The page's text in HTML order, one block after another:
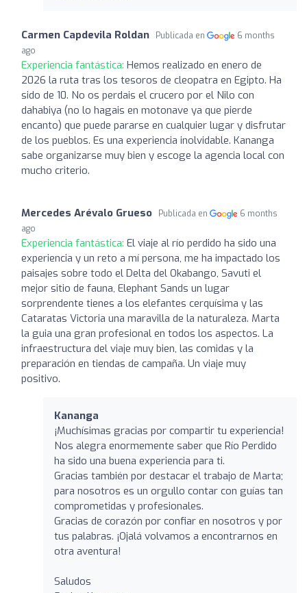
Carmen Capdevila Roldan Publicada en
6 months
ago
Experiencia fantástica: Hemos realizado en enero de
2026 la ruta tras los tesoros de cleopatra en Egipto. Ha
sido de 10. No os perdais el crucero por el Nilo con
dahabiya (no lo hagais en motonave ya que pierde
encanto) que puede pararse en cualquier lugar y disfrutar
de los pueblos. Es una experiencia inolvidable. Kananga
sabe organizarse muy bien y escoge la agencia local con
mucho criterio.
Mercedes Arévalo Grueso Publicada en
6 months
ago
Experiencia fantástica: El viaje al río perdido ha sido una
experiencia y un reto a mí persona, me ha impactado los
paisajes sobre todo el Delta del Okabango, Savuti el
mejor sitio de fauna, Elephant Sands un lugar
sorprendente tienes a los elefantes cerquísima y las
Cataratas Victoria una maravilla de la naturaleza. Marta
la guia una gran profesional en todos los aspectos. La
infraestructura del viaje muy bien, las comidas y la
preparación en tiendas de campaña. Un viaje muy
positivo.
Kananga
¡Muchísimas gracias por compartir tu experiencia!
Nos alegra enormemente saber que Río Perdido
ha sido una buena experiencia para ti.
Gracias también por destacar el trabajo de Marta;
para nosotros es un orgullo contar con guías tan
comprometidas y profesionales.
Gracias de corazón por confiar en nosotros y por
tus palabras. ¡Ojalá volvamos a encontrarnos en
otra aventura!
Saludos